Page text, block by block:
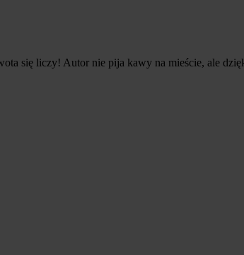
się liczy! Autor nie pija kawy na mieście, ale